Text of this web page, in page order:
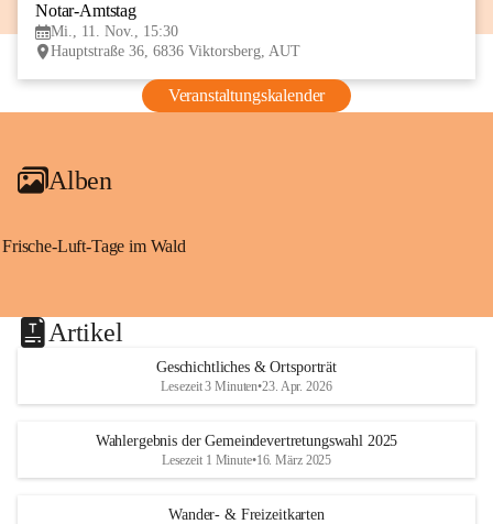
Notar-Amtstag
Mi., 11. Nov., 15:30
Hauptstraße 36, 6836 Viktorsberg, AUT
Veranstaltungskalender
Alben
Frische-Luft-Tage im Wald
Artikel
Geschichtliches & Ortsporträt
Lesezeit 3 Minuten•23. Apr. 2026
Wahlergebnis der Gemeindevertretungswahl 2025
Lesezeit 1 Minute•16. März 2025
Wander- & Freizeitkarten